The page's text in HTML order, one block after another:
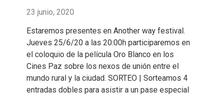
23 junio, 2020
Estaremos presentes en Another way festival.
Jueves 25/6/20 a las 20:00h participaremos en
el coloquio de la película Oro Blanco en los
Cines Paz sobre los nexos de unión entre el
mundo rural y la ciudad. SORTEO | Sorteamos 4
entradas dobles para asistir a un pase especial